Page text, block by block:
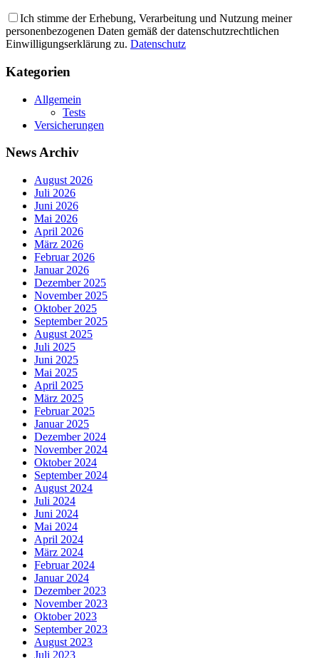
Ich stimme der Erhebung, Verarbeitung und Nutzung meiner
personenbezogenen Daten gemäß der datenschutzrechtlichen
Einwilligungserklärung zu. Datenschutz
Kategorien
Allgemein
Tests
Versicherungen
News Archiv
August 2026
Juli 2026
Juni 2026
Mai 2026
April 2026
März 2026
Februar 2026
Januar 2026
Dezember 2025
November 2025
Oktober 2025
September 2025
August 2025
Juli 2025
Juni 2025
Mai 2025
April 2025
März 2025
Februar 2025
Januar 2025
Dezember 2024
November 2024
Oktober 2024
September 2024
August 2024
Juli 2024
Juni 2024
Mai 2024
April 2024
März 2024
Februar 2024
Januar 2024
Dezember 2023
November 2023
Oktober 2023
September 2023
August 2023
Juli 2023